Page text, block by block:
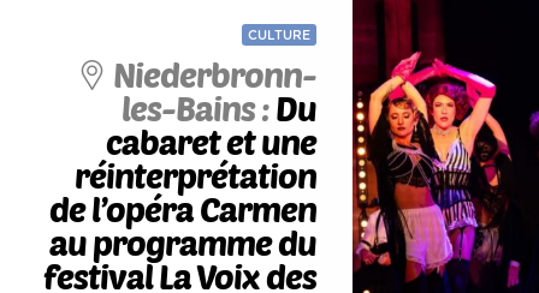
CULTURE
Niederbronn-
les-Bains :Du
cabaret et une
réinterprétation
de l’opéra Carmen
au programme du
festival La Voix des